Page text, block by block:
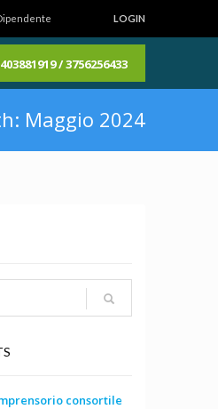
LOGIN
/ 3756256433
Maggio 2024
consortile